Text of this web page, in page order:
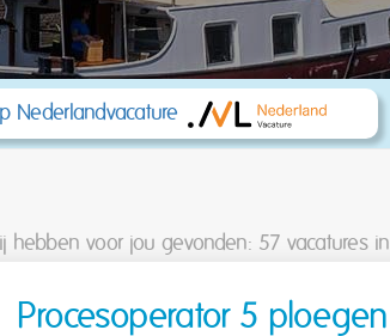
Nederlandvacature
hebben voor jou gevonden: 57 vacatures
Procesoperator 5 ploegen